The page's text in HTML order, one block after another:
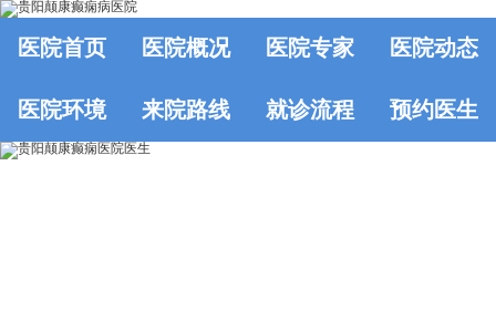
医院首页 医院概况 医院专家 医院动态
医院环境 来院路线 就诊流程 预约医生